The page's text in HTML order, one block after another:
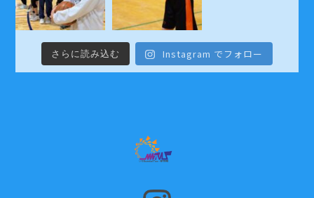
さらに読み込む Instagram でフォロー